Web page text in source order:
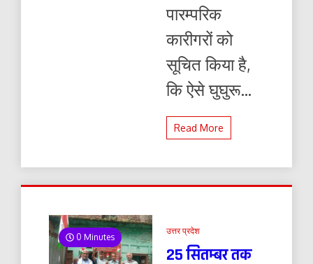
पारम्परिक
कारीगरों को
सूचित किया है,
कि ऐसे घुघुरू...
Read More
0 Minutes
उत्तर प्रदेश
25 सितम्बर तक